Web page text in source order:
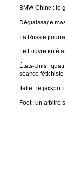
BMW-Chine : le
Dégraissage
La Russie
Le Louvre en
États-Unis :
séance fétichiste
Italie : le jackpot
Foot : un arbitre